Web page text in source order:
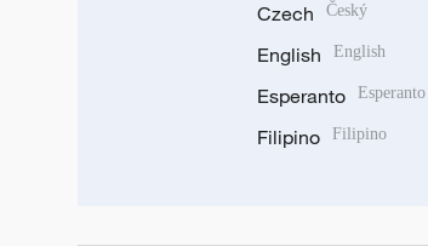
Czech Český
English English
Esperanto Esperanto
Filipino Filipino